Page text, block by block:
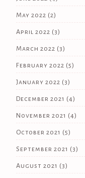
May 2022 (2)
April 2022 (3)
March 2022 (3)
February 2022 (5)
January 2022 (3)
December 2021 (4)
November 2021 (4)
October 2021 (5)
September 2021 (3)
August 2021 (3)